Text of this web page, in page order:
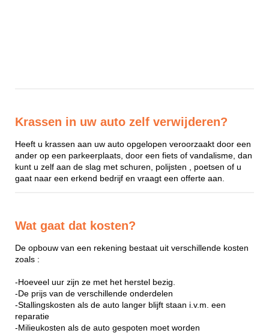
Krassen in uw auto zelf verwijderen?
Heeft u krassen aan uw auto opgelopen veroorzaakt door een
ander op een parkeerplaats, door een fiets of vandalisme, dan
kunt u zelf aan de slag met schuren, polijsten , poetsen of u
gaat naar een erkend bedrijf en vraagt een offerte aan.
Wat gaat dat kosten?
De opbouw van een rekening bestaat uit verschillende kosten
zoals :
-Hoeveel uur zijn ze met het herstel bezig.
-De prijs van de verschillende onderdelen
-Stallingskosten als de auto langer blijft staan i.v.m. een
reparatie
-Milieukosten als de auto gespoten moet worden